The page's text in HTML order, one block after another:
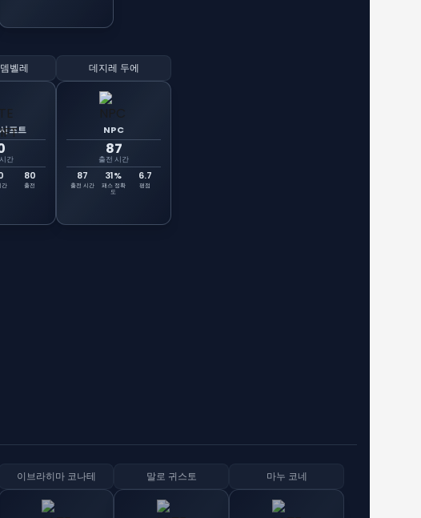
벨레
프트
간
간
80
출전
데지레 두에
NPC
87
출전 시간
87
출전 시간
31%
패스 정확
도
6.7
평점
이브라히마 코나테 말로 귀스토 마누 코네